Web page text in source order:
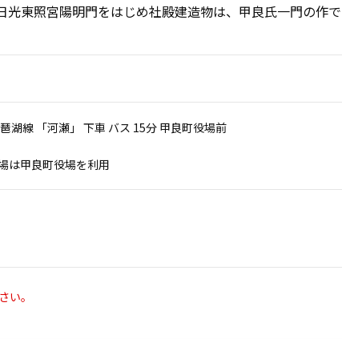
東照宮陽明門をはじめ社殿建造物は、甲良氏一門の作で
湖線 「河瀬」 下車 バス 15分 甲良町役場前
は甲良町役場を利用
。